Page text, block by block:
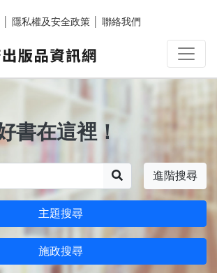
隱私權及安全政策 聯絡我們
書在這裡！
進階搜尋
主題搜尋
施政搜尋